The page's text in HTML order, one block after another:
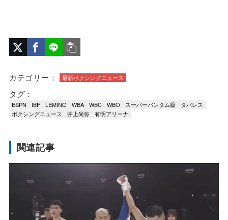
カテゴリー： 最新ボクシングニュース
タグ：
ESPN IBF LEMINO WBA WBC WBO スーパーバンタム級
タパレス
ボクシングニュース
井上尚弥 有明アリーナ
関連記事